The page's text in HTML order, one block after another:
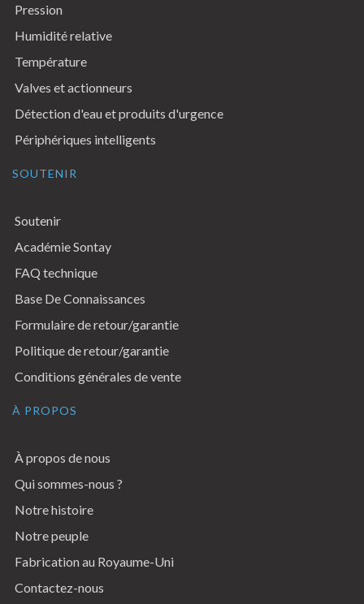
Pression
Humidité relative
Température
Valves et actionneurs
Détection d'eau et produits d'urgence
Périphériques intelligents
SOUTENIR
Soutenir
Académie Sontay
FAQ technique
Base De Connaissances
Formulaire de retour/garantie
Politique de retour/garantie
Conditions générales de vente
À PROPOS
À propos de nous
Qui sommes-nous ?
Notre histoire
Notre peuple
Fabrication au Royaume-Uni
Contactez-nous